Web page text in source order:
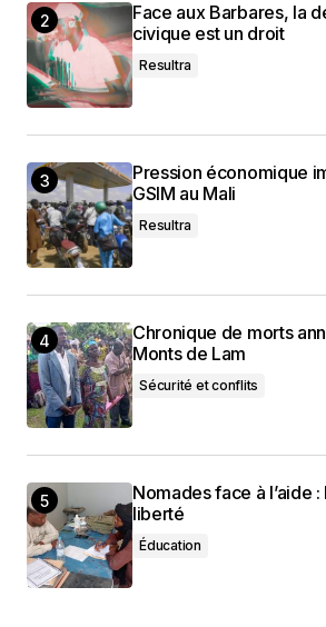
Face aux Barbares, la
civique est un droit
Resultra
Pression économique
GSIM au Mali
Resultra
Chronique de morts
Monts de Lam
Sécurité et conflits
Nomades face à l’aide
liberté
Éducation